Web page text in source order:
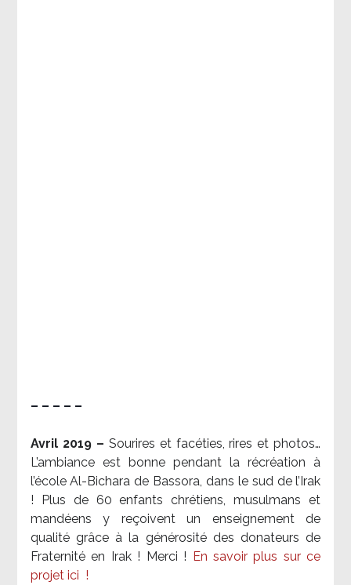
– – – – –
Avril 2019 – Sourires et facéties, rires et photos…
L’ambiance est bonne pendant la récréation à
l’école Al-Bichara de Bassora, dans le sud de l’Irak
! Plus de 60 enfants chrétiens, musulmans et
mandéens y reçoivent un enseignement de
qualité grâce à la générosité des donateurs de
Fraternité en Irak ! Merci !
En savoir plus sur ce
projet ici !